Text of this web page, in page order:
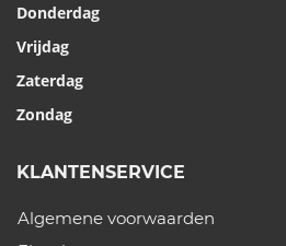
Donderdag
Vrijdag
Zaterdag
Zondag
KLANTENSERVICE
Algemene voorwaarden